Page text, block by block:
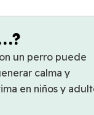
un perro puede
calma y
en niños y